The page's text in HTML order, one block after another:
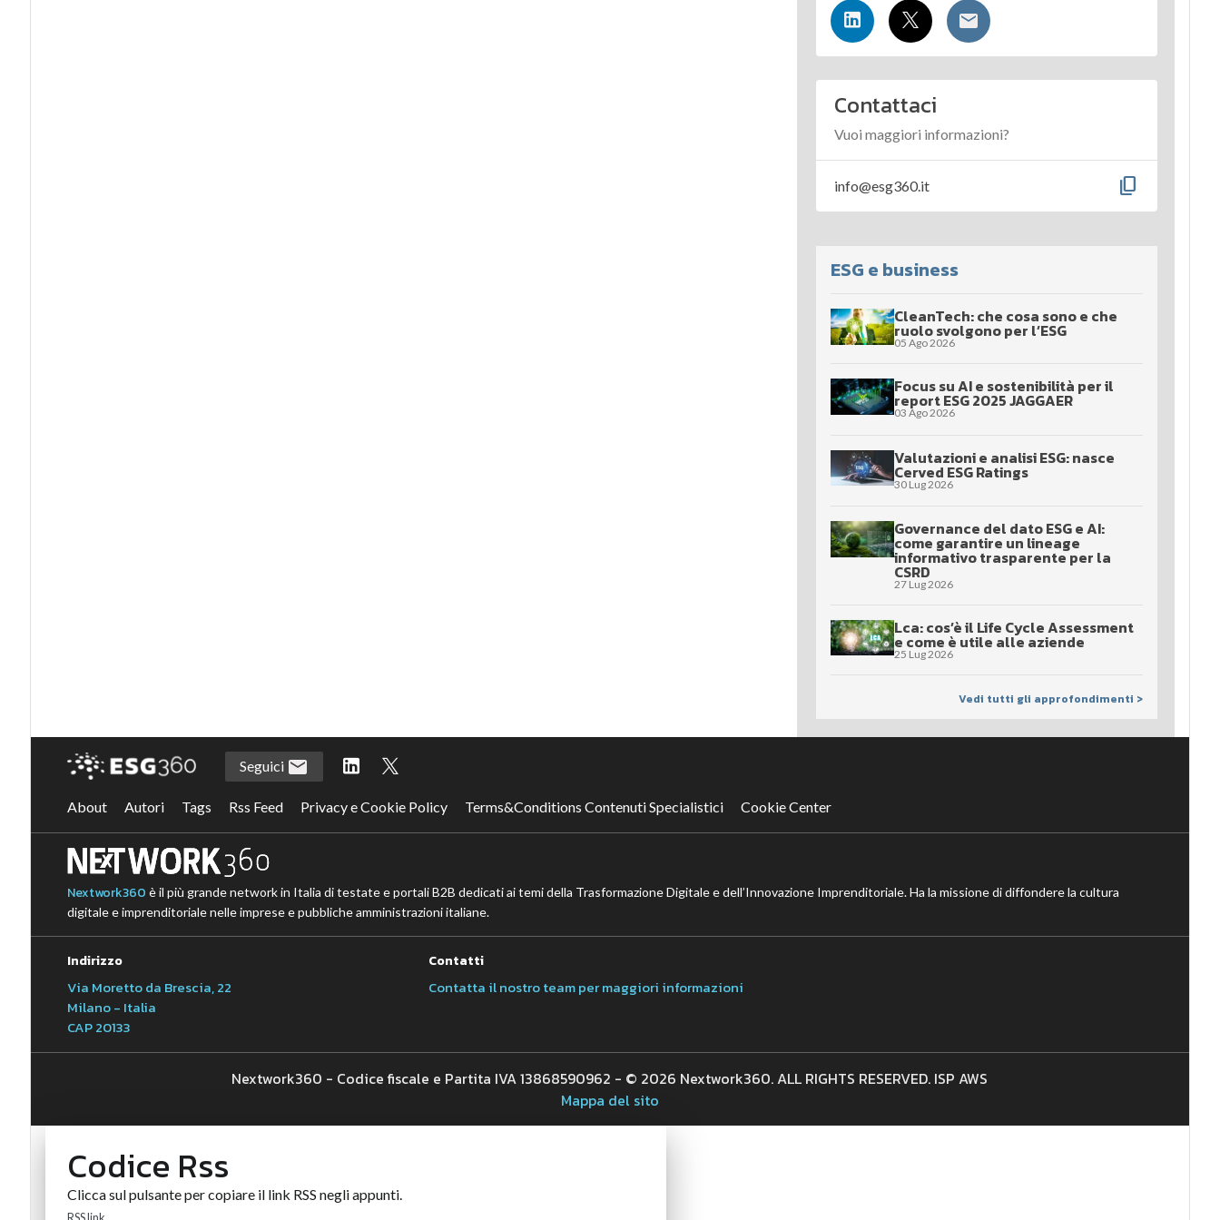
Contattaci
Vuoi maggiori informazioni?
info@esg360.it content_copy
ESG e business
CleanTech: che cosa sono e che
ruolo svolgono per l’ESG
05 Ago 2026
Focus su AI e sostenibilità per il
report ESG 2025 JAGGAER
03 Ago 2026
Valutazioni e analisi ESG: nasce
Cerved ESG Ratings
30 Lug 2026
Governance del dato ESG e AI:
come garantire un lineage
informativo trasparente per la
CSRD
27 Lug 2026
Lca: cos’è il Life Cycle Assessment
e come è utile alle aziende
25 Lug 2026
Vedi tutti gli approfondimenti >
Seguici
About Autori Tags Rss Feed Privacy e Cookie Policy Terms&Conditions Contenuti Specialistici Cookie Center
Nextwork360 è il più grande network in Italia di testate e portali B2B dedicati ai temi della Trasformazione Digitale e dell’Innovazione Imprenditoriale. Ha la missione di diffondere la cultura
digitale e imprenditoriale nelle imprese e pubbliche amministrazioni italiane.
Indirizzo
Via Moretto da Brescia, 22
Milano - Italia
CAP 20133
Contatti
Contatta il nostro team per maggiori informazioni
Nextwork360 - Codice fiscale e Partita IVA 13868590962 - © 2026 Nextwork360. ALL RIGHTS RESERVED. ISP AWS
Mappa del sito
Codice Rss
Clicca sul pulsante per copiare il link RSS negli appunti.